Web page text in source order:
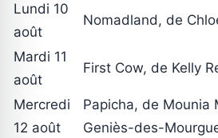
Lundi 10
août
Nomadland, de
Mardi 11
août
First Cow, de Kelly
Mercredi
12 août
Papicha, de Mounia
Geniès-des-